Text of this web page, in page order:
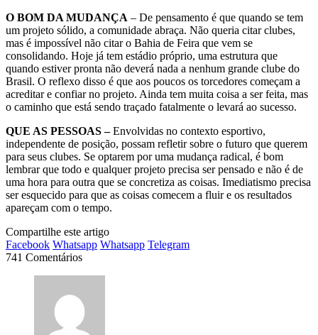
O BOM DA MUDANÇA – De pensamento é que quando se tem
um projeto sólido, a comunidade abraça. Não queria citar clubes,
mas é impossível não citar o Bahia de Feira que vem se
consolidando. Hoje já tem estádio próprio, uma estrutura que
quando estiver pronta não deverá nada a nenhum grande clube do
Brasil. O reflexo disso é que aos poucos os torcedores começam a
acreditar e confiar no projeto. Ainda tem muita coisa a ser feita, mas
o caminho que está sendo traçado fatalmente o levará ao sucesso.
QUE AS PESSOAS –Envolvidas no contexto esportivo,
independente de posição, possam refletir sobre o futuro que querem
para seus clubes. Se optarem por uma mudança radical, é bom
lembrar que todo e qualquer projeto precisa ser pensado e não é de
uma hora para outra que se concretiza as coisas. Imediatismo precisa
ser esquecido para que as coisas comecem a fluir e os resultados
apareçam com o tempo.
Compartilhe este artigo
Facebook Whatsapp Whatsapp Telegram
741 Comentários